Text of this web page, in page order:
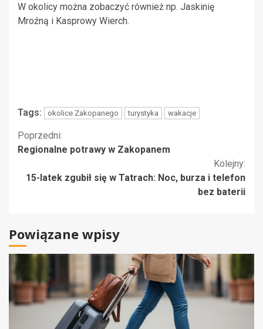
W okolicy można zobaczyć również np. Jaskinię
Mroźną i Kasprowy Wierch.
Tags: okolice Zakopanego turystyka wakacje
Kontynuuj
czytanie
Poprzedni:
Regionalne potrawy w Zakopanem
Kolejny:
15-latek zgubił się w Tatrach: Noc, burza i telefon
bez baterii
Powiązane wpisy